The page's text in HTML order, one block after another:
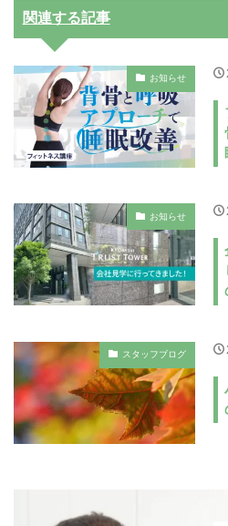
関連する記事
お知らせ
お知らせ
スタッフブログ